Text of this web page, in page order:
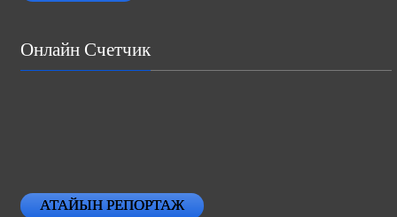
Онлайн Счетчик
АТАЙЫН РЕПОРТАЖ